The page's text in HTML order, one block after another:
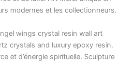
modernes et les collectionneurs.
wings crystal resin wall art
crystals and luxury epoxy resin.
et d’énergie spirituelle. Sculpture